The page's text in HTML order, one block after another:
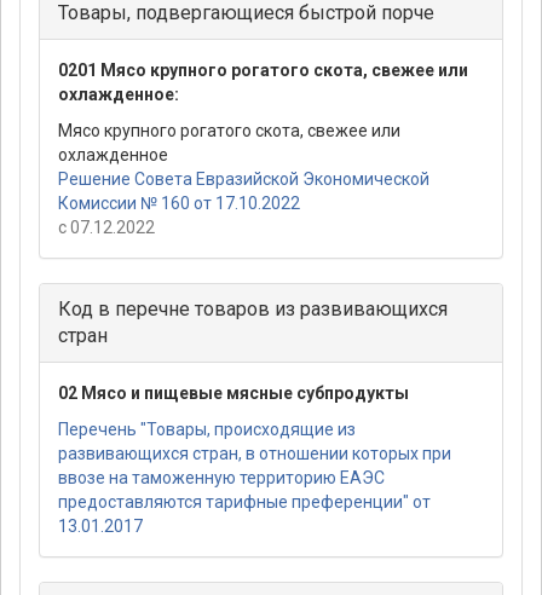
Товары, подвергающиеся быстрой порче
0201 Мясо крупного рогатого скота, свежее или
охлажденное:
Мясо крупного рогатого скота, свежее или
охлажденное
Решение Совета Евразийской Экономической
Комиссии № 160 от 17.10.2022
с 07.12.2022
Код в перечне товаров из развивающихся
стран
02 Мясо и пищевые мясные субпродукты
Перечень "Товары, происходящие из
развивающихся стран, в отношении которых при
ввозе на таможенную территорию ЕАЭС
предоставляются тарифные преференции" от
13.01.2017